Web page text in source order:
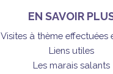
EN SAVOIR
Visites à thème effectuées
Liens utiles
Les marais salants